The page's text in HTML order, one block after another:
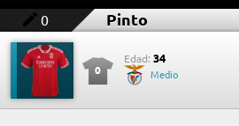
0 Pinto
0
Edad: 34
Medio